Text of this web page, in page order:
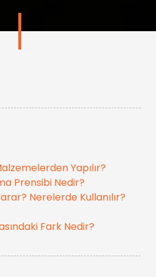
Yapılır?
Prensibi Nedir?
Nerelerde Kullanılır?
Fark Nedir?